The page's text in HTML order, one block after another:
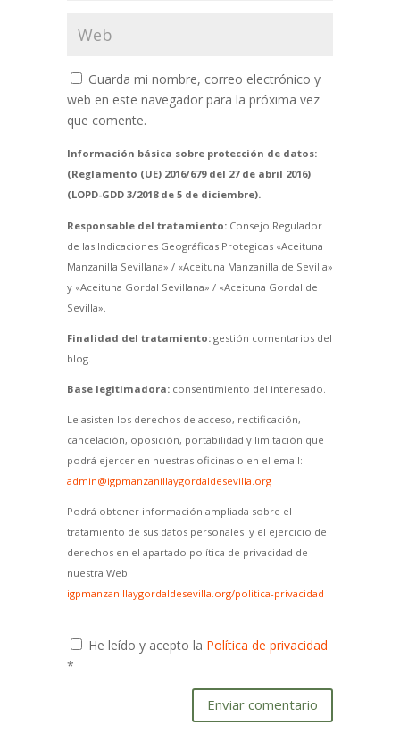
Guarda mi nombre, correo electrónico y
web en este navegador para la próxima vez
que comente.
Información básica sobre protección de datos:
(Reglamento (UE) 2016/679 del 27 de abril 2016)
(LOPD-GDD 3/2018 de 5 de diciembre).
Responsable del tratamiento:Consejo Regulador
de las Indicaciones Geográficas Protegidas «Aceituna
Manzanilla Sevillana» / «Aceituna Manzanilla de Sevilla»
y «Aceituna Gordal Sevillana» / «Aceituna Gordal de
Sevilla».
Finalidad del tratamiento:gestión comentarios del
blog.
Base legitimadora:consentimiento del interesado.
Le asisten los derechos de acceso, rectificación,
cancelación, oposición, portabilidad y limitación que
podrá ejercer en nuestras oficinas o en el email:
admin@igpmanzanillaygordaldesevilla.org
Podrá obtener información ampliada sobre el
tratamiento de sus datos personales y el ejercicio de
derechos en el apartado política de privacidad de
nuestra Web
igpmanzanillaygordaldesevilla.org/politica-privacidad
He leído y acepto la Política de privacidad
*
Enviar comentario